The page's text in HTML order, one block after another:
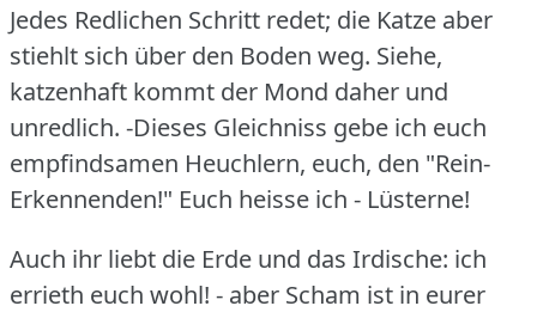
Jedes Redlichen Schritt redet; die Katze aber
stiehlt sich über den Boden weg. Siehe,
katzenhaft kommt der Mond daher und
unredlich. -Dieses Gleichniss gebe ich euch
empfindsamen Heuchlern, euch, den "Rein-
Erkennenden!" Euch heisse ich - Lüsterne!
Auch ihr liebt die Erde und das Irdische: ich
errieth euch wohl! - aber Scham ist in eurer